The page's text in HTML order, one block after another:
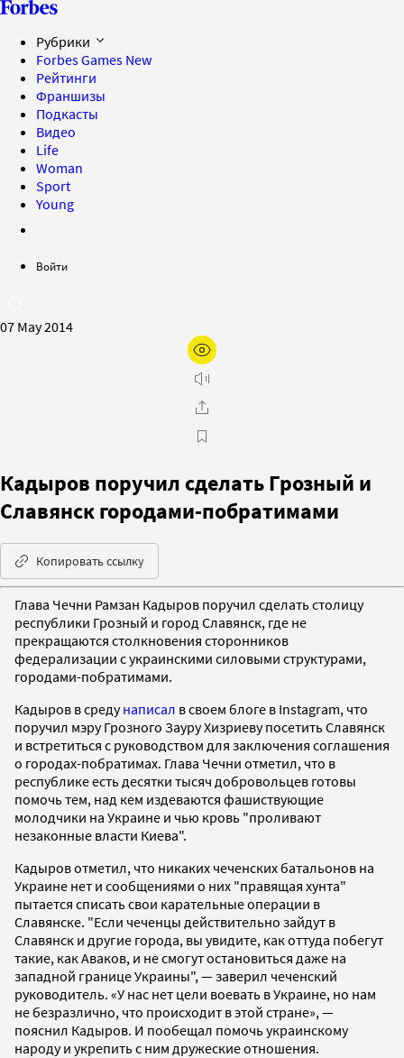
Рубрики
Forbes Games New
Рейтинги
Франшизы
Подкасты
Видео
Life
Woman
Sport
Young
Войти
07 May 2014
Кадыров поручил сделать Грозный и
Славянск городами-побратимами
Копировать ссылку
Глава Чечни Рамзан Кадыров поручил сделать столицу
республики Грозный и город Славянск, где не
прекращаются столкновения сторонников
федерализации с украинскими силовыми структурами,
городами-побратимами.
Кадыров в средунаписал в своем блоге в Instagram, что
поручил мэру Грозного Зауру Хизриеву посетить Славянск
и встретиться с руководством для заключения соглашения
о городах-побратимах. Глава Чечни отметил, что в
республике есть десятки тысяч добровольцев готовы
помочь тем, над кем издеваются фашиствующие
молодчики на Украине и чью кровь "проливают
незаконные власти Киева".
Кадыров отметил, что никаких чеченских батальонов на
Украине нет и сообщениями о них "правящая хунта"
пытается списать свои карательные операции в
Славянске. "Если чеченцы действительно зайдут в
Славянск и другие города, вы увидите, как оттуда побегут
такие, как Аваков, и не смогут остановиться даже на
западной границе Украины", — заверил чеченский
руководитель. «У нас нет цели воевать в Украине, но нам
не безразлично, что происходит в этой стране», —
пояснил Кадыров. И пообещал помочь украинскому
народу и укрепить с ним дружеские отношения.